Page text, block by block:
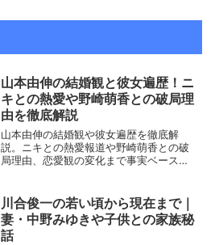
山本由伸の結婚観と彼女遍歴！ニ
キとの熱愛や野崎萌香との破局理
由を徹底解説
山本由伸の結婚観や彼女遍歴を徹底解
説。ニキとの熱愛報道や野崎萌香との破
局理由、恋愛観の変化まで事実ベースで
川合俊一の若い頃から現在まで｜
妻・中野みゆきや子供との家族秘
話